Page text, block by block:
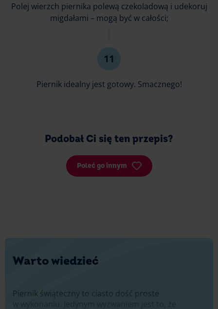
Polej wierzch piernika polewą czekoladową i udekoruj
migdałami – mogą być w całości;
Piernik idealny jest gotowy. Smacznego!
Podobał Ci się ten przepis?
Poleć go innym
Warto wiedzieć
Piernik świąteczny to ciasto dość proste
w wykonaniu. Jedynym wyzwaniem jest to, że